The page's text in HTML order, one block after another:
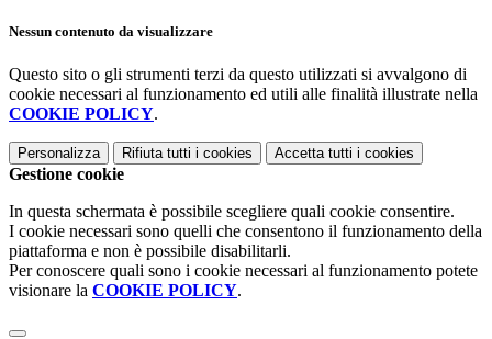
Nessun contenuto da visualizzare
Questo sito o gli strumenti terzi da questo utilizzati si avvalgono di
cookie necessari al funzionamento ed utili alle finalità illustrate nella
COOKIE POLICY.
Personalizza Rifiuta tutti i cookies Accetta tutti i cookies
Gestione cookie
In questa schermata è possibile scegliere quali cookie consentire.
I cookie necessari sono quelli che consentono il funzionamento della
piattaforma e non è possibile disabilitarli.
Per conoscere quali sono i cookie necessari al funzionamento potete
visionare la COOKIE POLICY.